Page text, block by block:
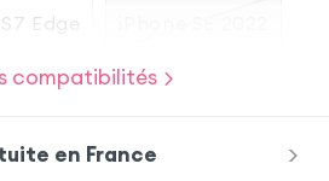
Edge
SE 2020
iPhone 7
compatibilités
en France